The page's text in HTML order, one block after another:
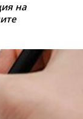
на